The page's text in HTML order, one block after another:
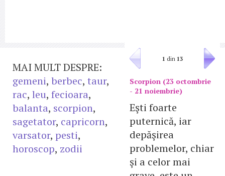
1 din 13
Scorpion (23 octombrie
- 21 noiembrie)
Eşti foarte
puternică, iar
depăşirea
problemelor, chiar
şi a celor mai
MAI MULT DESPRE:
gemeni, berbec, taur,
rac, leu, fecioara,
balanta, scorpion,
sagetator, capricorn,
varsator, pesti,
horoscop, zodii